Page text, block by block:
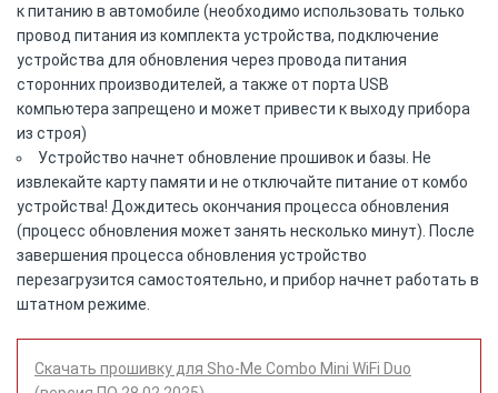
к питанию в автомобиле (необходимо использовать только
провод питания из комплекта устройства, подключение
устройства для обновления через провода питания
сторонних производителей, а также от порта USB
компьютера запрещено и может привести к выходу прибора
из строя)
Устройство начнет обновление прошивок и базы. Не
извлекайте карту памяти и не отключайте питание от комбо
устройства! Дождитесь окончания процесса обновления
(процесс обновления может занять несколько минут). После
завершения процесса обновления устройство
перезагрузится самостоятельно, и прибор начнет работать в
штатном режиме.
Скачать прошивку для Sho-Me Combo Mini WiFi Duo